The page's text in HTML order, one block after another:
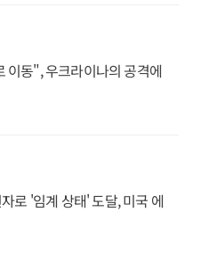
이동", 우크라이나의 공격에
로 '임계 상태' 도달, 미국 에